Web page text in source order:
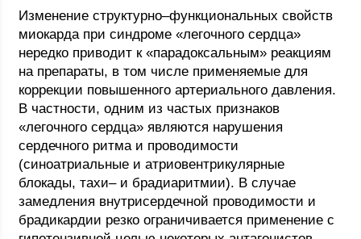
Изменение структурно–функциональных свойств
миокарда при синдроме «легочного сердца»
нередко приводит к «парадоксальным» реакциям
на препараты, в том числе применяемые для
коррекции повышенного артериального давления.
В частности, одним из частых признаков
«легочного сердца» являются нарушения
сердечного ритма и проводимости
(синоатриальные и атриовентрикулярные
блокады, тахи– и брадиаритмии). В случае
замедления внутрисердечной проводимости и
брадикардии резко ограничивается применение с